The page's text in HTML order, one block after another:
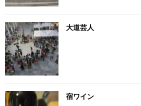
大道芸人
宿ワイン